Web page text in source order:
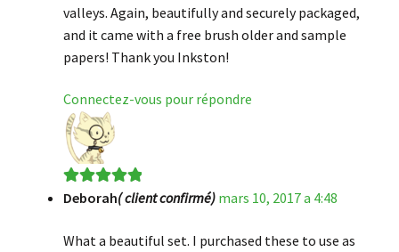
valleys. Again, beautifully and securely packaged,
and it came with a free brush older and sample
papers! Thank you Inkston!
Connectez-vous pour répondre
Note5sur 5
Deborah( client confirmé) mars 10, 2017 a 4:48
What a beautiful set. I purchased these to use as